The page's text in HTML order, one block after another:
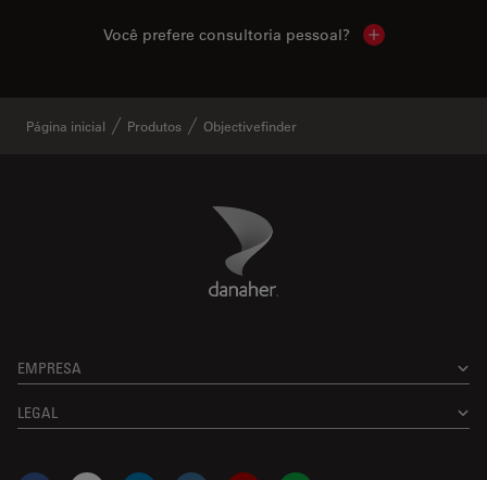
Você prefere consultoria pessoal? Show local
Página inicial Produtos Objectivefinder
Danaher Logo
EMPRESA
LEGAL